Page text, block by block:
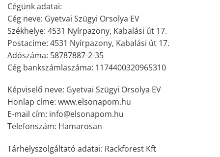
Cégünk adatai:
Cég neve: Gyetvai Szügyi Orsolya EV
Székhelye: 4531 Nyírpazony, Kabalási út 17.
Postacíme: 4531 Nyírpazony, Kabalási út 17.
Adószáma: 58787887-2-35
Cég bankszámlaszáma: 1174400320965310
Képviselő neve: Gyetvai Szügyi Orsolya EV
Honlap címe: www.elsonapom.hu
E-mail cím: info@elsonapom.hu
Telefonszám: Hamarosan
Tárhelyszolgáltató adatai: Rackforest Kft